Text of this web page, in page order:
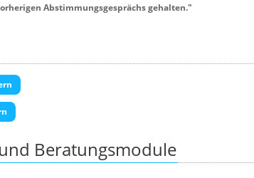
Abstimmungsgesprächs gehalten."
Beratungsmodule